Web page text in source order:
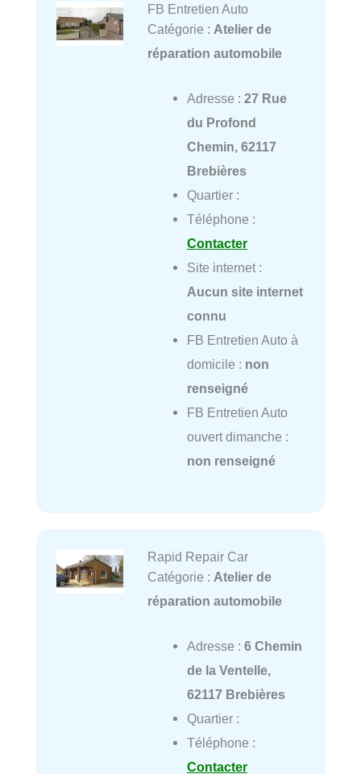
FB Entretien Auto
Catégorie : Atelier de
réparation automobile
Adresse : 27 Rue
du Profond
Chemin, 62117
Brebières
Quartier :
Téléphone :
Contacter
Site internet :
Aucun site internet
connu
FB Entretien Auto à
domicile : non
renseigné
FB Entretien Auto
ouvert dimanche :
non renseigné
Rapid Repair Car
Catégorie : Atelier de
réparation automobile
Adresse : 6 Chemin
de la Ventelle,
62117 Brebières
Quartier :
Téléphone :
Contacter